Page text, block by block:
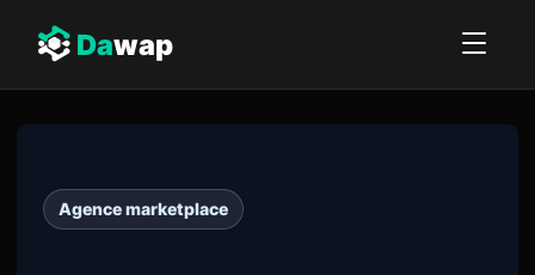
Dawap
Agence marketplace